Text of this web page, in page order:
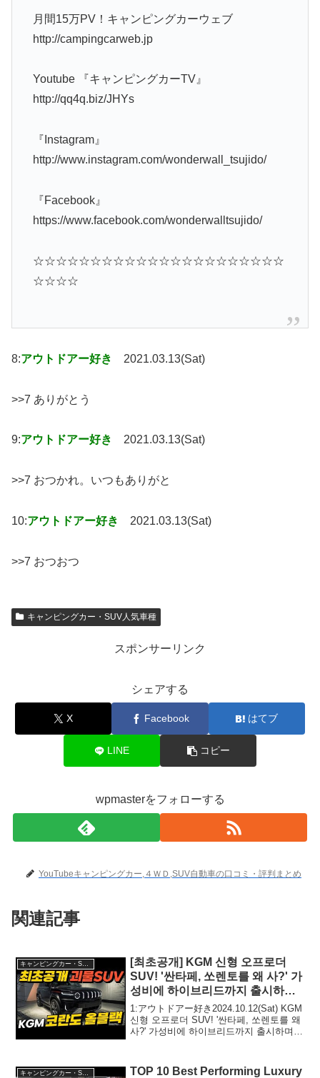
月間15万PV！キャンピングカーウェブ
http://campingcarweb.jp
Youtube 『キャンピングカーTV』
http://qq4q.biz/JHYs
『Instagram』
http://www.instagram.com/wonderwall_tsujido/
『Facebook』
https://www.facebook.com/wonderwalltsujido/
☆☆☆☆☆☆☆☆☆☆☆☆☆☆☆☆☆☆☆☆☆☆
☆☆☆☆
8:アウトドアー好き 2021.03.13(Sat)
>>7 ありがとう
9:アウトドアー好き 2021.03.13(Sat)
>>7 おつかれ。いつもありがと
10:アウトドアー好き 2021.03.13(Sat)
>>7 おつおつ
キャンピングカー・SUV人気車種
スポンサーリンク
シェアする
X Facebook はてブ
LINE コピー
wpmasterをフォローする
YouTubeキャンピングカー,４ＷＤ,SUV自動車の口コミ・評判まとめ
関連記事
キャンピングカー・SUV人気車種
[최초공개] KGM 신형 오프로더
SUV! '싼타페, 쏘렌토를 왜 사?' 가
성비에 하이브리드까지 출시하며
올킬한다!
1:アウトドアー好き2024.10.12(Sat) KGM
신형 오프로더 SUV! '싼타페, 쏘렌토를 왜
사?' 가성비에 하이브리드까지 출시하며
2024.10...
TOP 10 Best Performing Luxury